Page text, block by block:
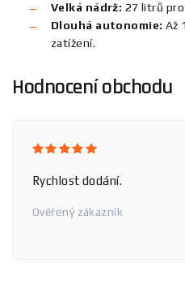
Velká nádrž: 27 litrů
Dlouhá autonomie: Až
zatížení.
Hodnocení obchodu
Rychlost dodání.
Ověřený zákazník